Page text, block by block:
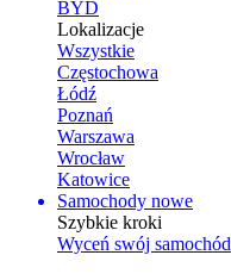
BYD
Lokalizacje
Wszystkie
Częstochowa
Łódź
Poznań
Warszawa
Wrocław
Katowice
Samochody nowe
Szybkie kroki
Wyceń swój samochód